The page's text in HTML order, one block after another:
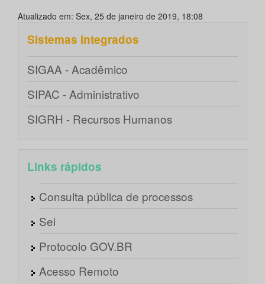
Atualizado em: Sex, 25 de janeiro de 2019, 18:08
Sistemas integrados
SIGAA - Acadêmico
SIPAC - Administrativo
SIGRH - Recursos Humanos
Links rápidos
Consulta pública de processos
Sei
Protocolo GOV.BR
Acesso Remoto